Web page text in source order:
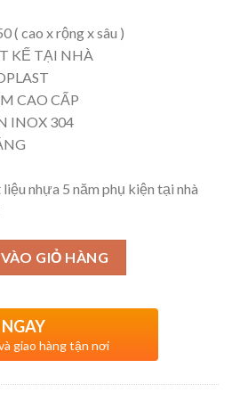
( cao x rộng x sâu )
KẾ TẠI NHÀ
CAO CẤP
INOX 304
nhựa 5 năm phụ kiện tại nhà
GIỎ HÀNG
giao hàng tận nơi